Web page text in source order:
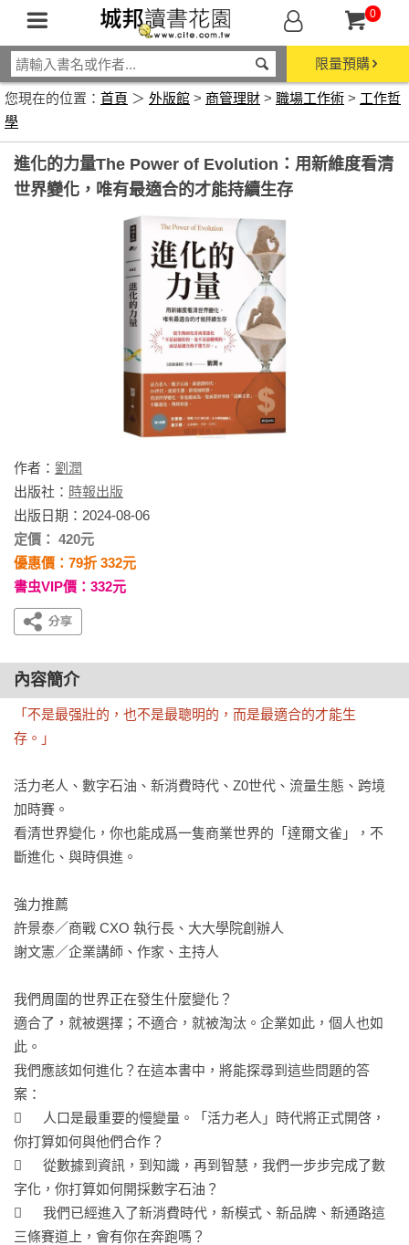
0
限量預購
您現在的位置： 首頁 ＞ 外版館 > 商管理財 > 職場工作術 > 工作哲
學
進化的力量The Power of Evolution：用新維度看清
世界變化，唯有最適合的才能持續生存
作者： 劉潤
出版社： 時報出版
出版日期：2024-08-06
定價： 420元
優惠價：79折 332元
書虫VIP價：332元
內容簡介
「不是最强壯的，也不是最聰明的，而是最適合的才能生
存。」
活力老人、數字石油、新消費時代、Z0世代、流量生態、跨境
加時賽。
看清世界變化，你也能成爲一隻商業世界的「達爾文雀」，不
斷進化、與時俱進。
強力推薦
許景泰／商戰 CXO 執行長、大大學院創辦人
謝文憲／企業講師、作家、主持人
我們周圍的世界正在發生什麼變化？
適合了，就被選擇；不適合，就被淘汰。企業如此，個人也如
此。
我們應該如何進化？在這本書中，將能探尋到這些問題的答
案：
	人口是最重要的慢變量。「活力老人」時代將正式開啓，
你打算如何與他們合作？
	從數據到資訊，到知識，再到智慧，我們一步步完成了數
字化，你打算如何開採數字石油？
	我們已經進入了新消費時代，新模式、新品牌、新通路這
三條賽道上，會有你在奔跑嗎？